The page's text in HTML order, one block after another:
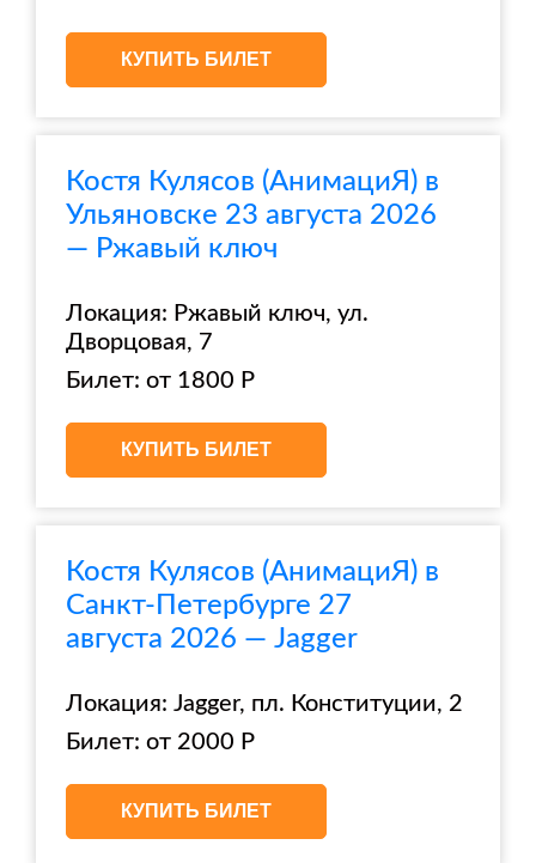
КУПИТЬ БИЛЕТ
Костя Кулясов (АнимациЯ) в
Ульяновске 23 августа 2026
— Ржавый ключ
Локация: Ржавый ключ, ул.
Дворцовая, 7
Билет: от 1800 Р
КУПИТЬ БИЛЕТ
Костя Кулясов (АнимациЯ) в
Санкт-Петербурге 27
августа 2026 — Jagger
Локация: Jagger, пл. Конституции, 2
Билет: от 2000 Р
КУПИТЬ БИЛЕТ